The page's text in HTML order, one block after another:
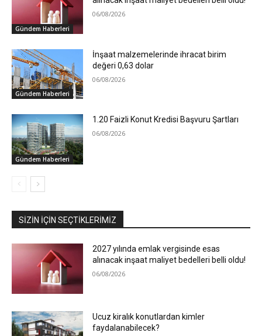
Gündem Haberleri
06/08/2026
Gündem Haberleri
İnşaat malzemelerinde ihracat birim
değeri 0,63 dolar
06/08/2026
Gündem Haberleri
1.20 Faizli Konut Kredisi Başvuru Şartları
06/08/2026
SIZIN İÇIN SEÇTIKLERIMIZ
2027 yılında emlak vergisinde esas
alınacak inşaat maliyet bedelleri belli oldu!
06/08/2026
Ucuz kiralık konutlardan kimler
faydalanabilecek?